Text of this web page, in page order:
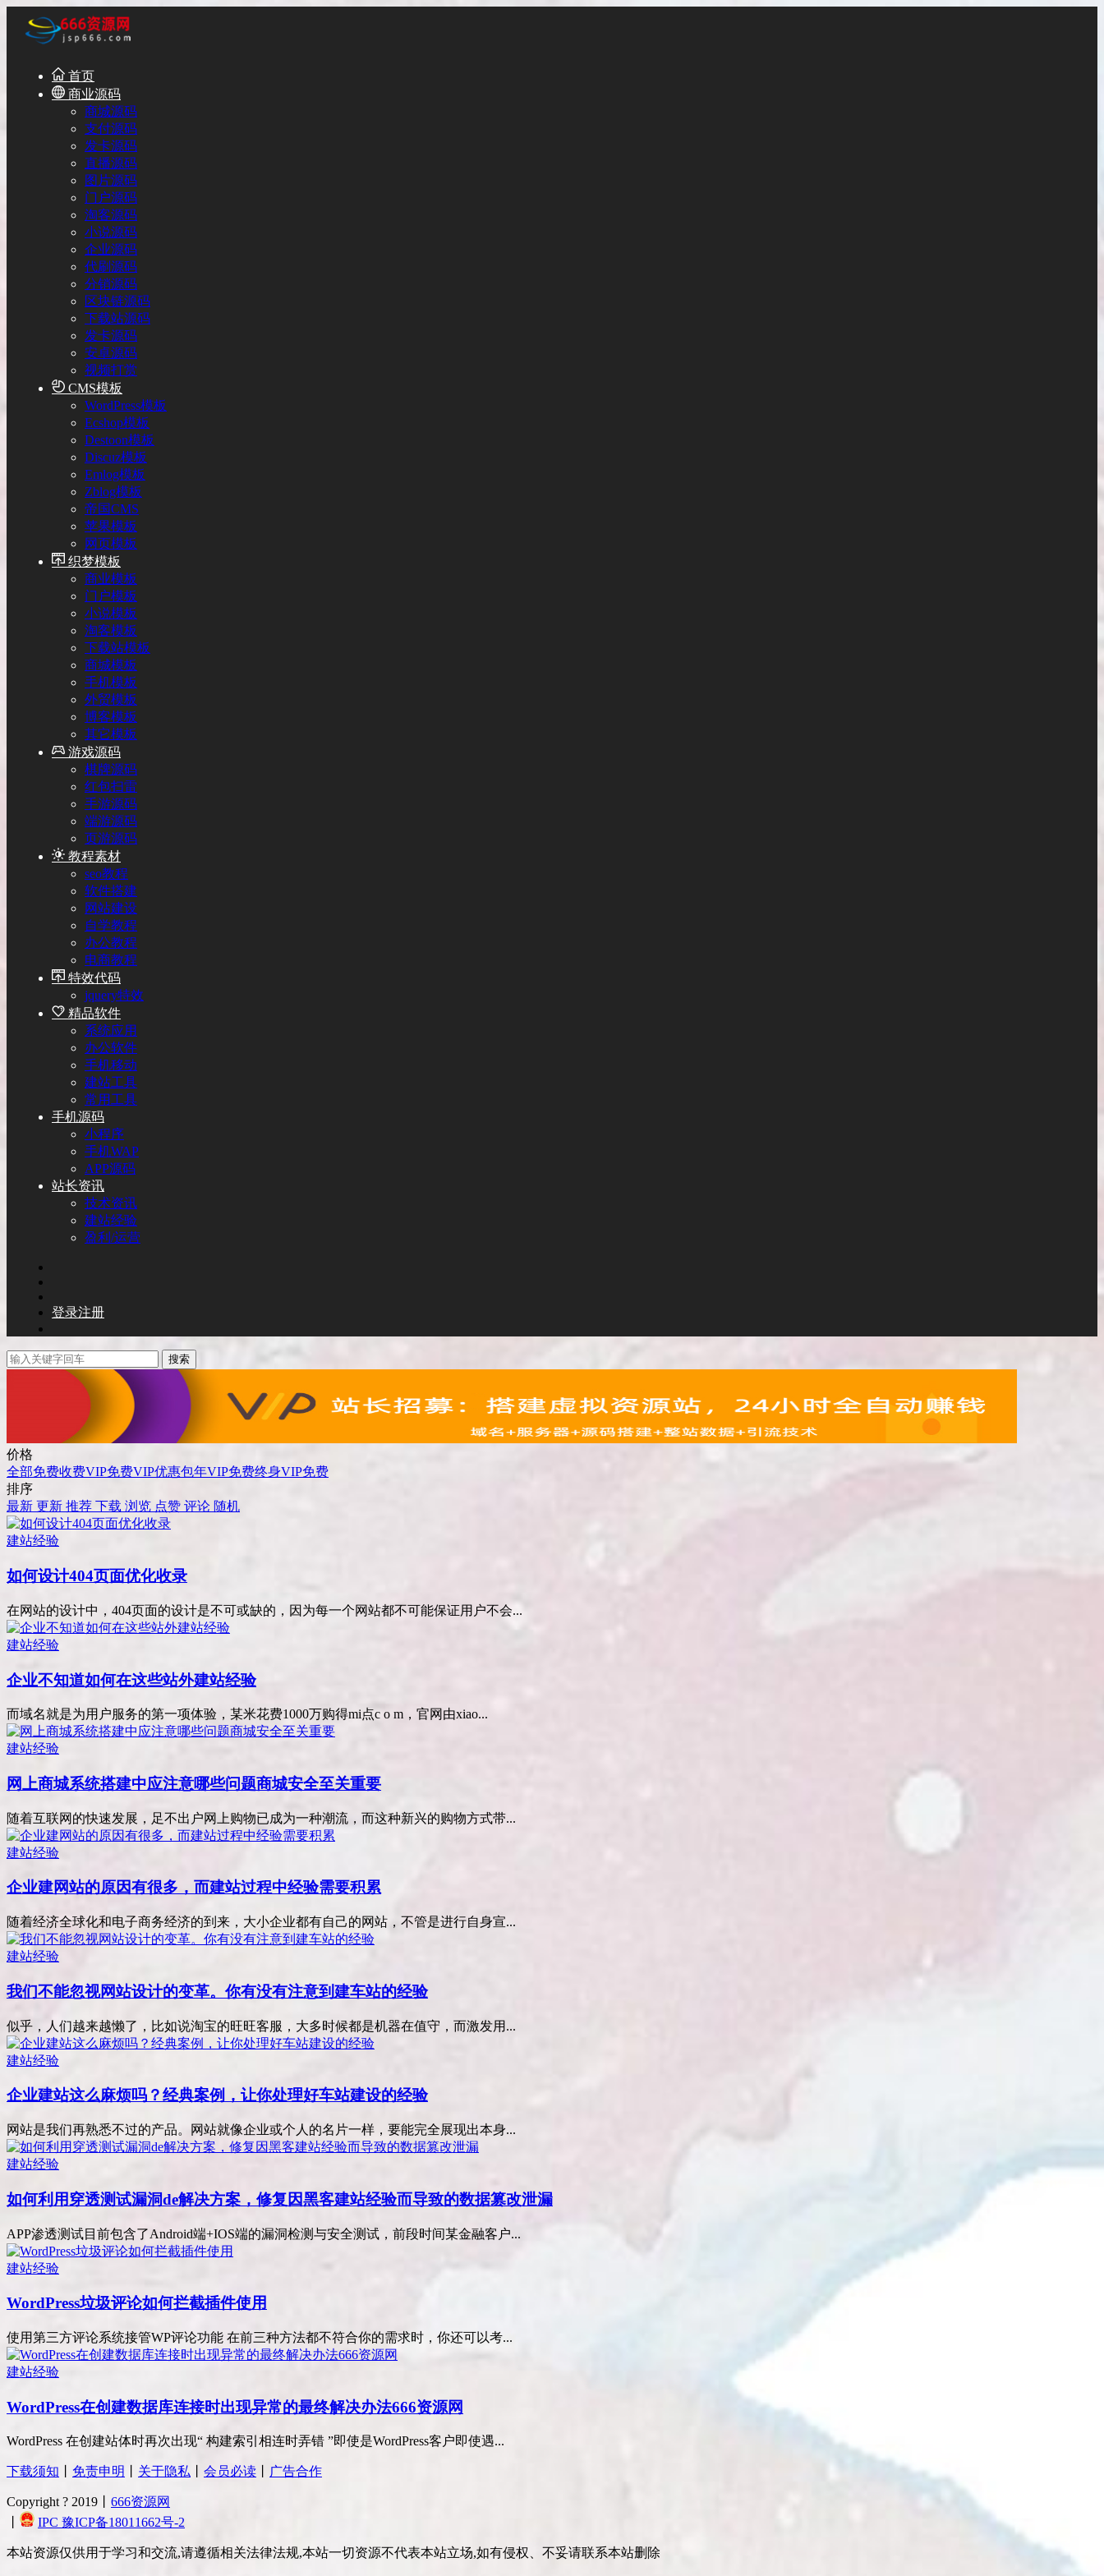
首页
商业源码
商城源码
支付源码
发卡源码
直播源码
图片源码
门户源码
淘客源码
小说源码
企业源码
代刷源码
分销源码
区块链源码
下载站源码
发卡源码
安卓源码
视频打赏
CMS模板
WordPress模板
Ecshop模板
Destoon模板
Discuz模板
Emlog模板
Zblog模板
帝国CMS
苹果模板
网页模板
织梦模板
商业模板
门户模板
小说模板
淘客模板
下载站模板
商城模板
手机模板
外贸模板
博客模板
其它模板
游戏源码
棋牌源码
红包扫雷
手游源码
端游源码
页游源码
教程素材
seo教程
软件搭建
网站建设
自学教程
办公教程
电商教程
特效代码
jquery特效
精品软件
系统应用
办公软件
手机移动
建站工具
常用工具
手机源码
小程序
手机WAP
APP源码
站长资讯
技术资讯
建站经验
盈利/运营
登录注册
搜索
价格
全部免费收费VIP免费VIP优惠包年VIP免费终身VIP免费
排序
最新 更新 推荐 下载 浏览 点赞 评论 随机
建站经验
如何设计404页面优化收录
在网站的设计中，404页面的设计是不可或缺的，因为每一个网站都不可能保证用户不会...
建站经验
企业不知道如何在这些站外建站经验
而域名就是为用户服务的第一项体验，某米花费1000万购得mi点c o m，官网由xiao...
建站经验
网上商城系统搭建中应注意哪些问题商城安全至关重要
随着互联网的快速发展，足不出户网上购物已成为一种潮流，而这种新兴的购物方式带...
建站经验
企业建网站的原因有很多，而建站过程中经验需要积累
随着经济全球化和电子商务经济的到来，大小企业都有自己的网站，不管是进行自身宣...
建站经验
我们不能忽视网站设计的变革。你有没有注意到建车站的经验
似乎，人们越来越懒了，比如说淘宝的旺旺客服，大多时候都是机器在值守，而激发用...
建站经验
企业建站这么麻烦吗？经典案例，让你处理好车站建设的经验
网站是我们再熟悉不过的产品。网站就像企业或个人的名片一样，要能完全展现出本身...
建站经验
如何利用穿透测试漏洞de解决方案，修复因黑客建站经验而导致的数据篡改泄漏
APP渗透测试目前包含了Android端+IOS端的漏洞检测与安全测试，前段时间某金融客户...
建站经验
WordPress垃圾评论如何拦截插件使用
使用第三方评论系统接管WP评论功能 在前三种方法都不符合你的需求时，你还可以考...
建站经验
WordPress在创建数据库连接时出现异常的最终解决办法666资源网
WordPress 在创建站体时再次出现“ 构建索引相连时弄错 ”即使是WordPress客户即使遇...
下载须知 免责申明 关于隐私 会员必读 广告合作
Copyright ? 2019丨 666资源网
IPC 豫ICP备18011662号-2
本站资源仅供用于学习和交流,请遵循相关法律法规,本站一切资源不代表本站立场,如有侵权、不妥请联系本站删除